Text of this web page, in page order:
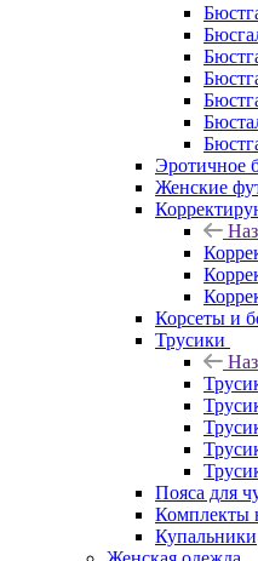
Эротичное
Женские
Корсеты и
Трусики
Пояса для
Комплекты
Купальники